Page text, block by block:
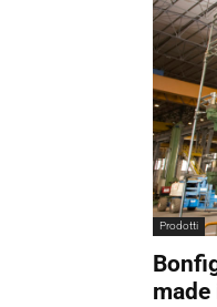
Prodotti